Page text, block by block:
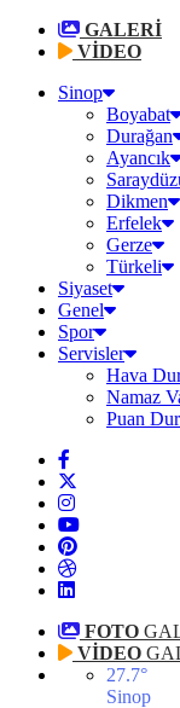
GALERİ
VİDEO
Sinop
Boyabat
Durağan
Ayancık
Dikmen
Erfelek
Gerze
Türkeli
Siyaset
Genel
Spor
Servisler
Hava
Namaz
Puan
FOTO
VİDEO
27.7°
Sinop